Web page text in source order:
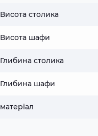
Висота столика
Висота шафи
Глибина столика
Глибина шафи
матеріал